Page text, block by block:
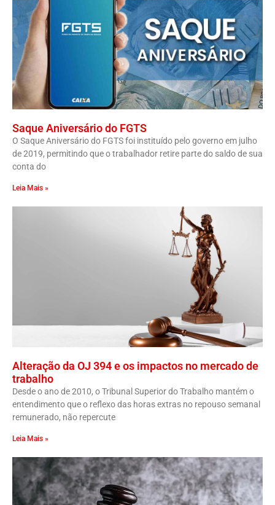
Saque Aniversário do FGTS
O Saque Aniversário do FGTS foi instituído pelo governo em julho
de 2019, permitindo que o trabalhador retire parte do saldo de sua
conta do
Leia Mais »
Alteração da OJ 394 e os impactos no mercado de
trabalho
Desde o ano de 2010, o Tribunal Superior do Trabalho mantém o
entendimento que o reflexo das horas extras no repouso semanal
remunerado, não repercute
Leia Mais »